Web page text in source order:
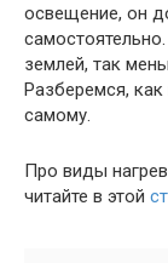
освещение, он
землей, так
Разберемся,
самому.
Про виды
читайте в этой